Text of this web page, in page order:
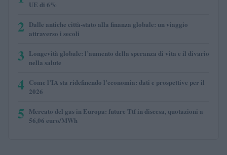
UE di 6%
2 Dalle antiche città-stato alla finanza globale: un viaggio
attraverso i secoli
3 Longevità globale: l’aumento della speranza di vita e il divario
nella salute
4 Come l’IA sta ridefinendo l’economia: dati e prospettive per il
2026
5 Mercato del gas in Europa: future Ttf in discesa, quotazioni a
56,06 euro/MWh